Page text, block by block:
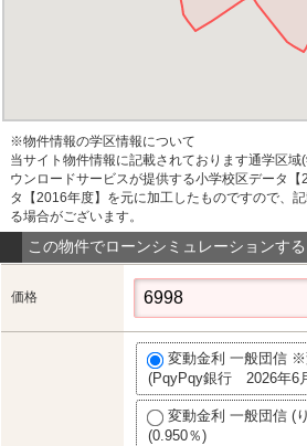
※物件情報の学区情報について
当サイト物件情報に記載されております通学区
ウンロードサービスが提供する小学校区データ
タ【2016年度】を元に加工したものですので、
る場合がございます。
この物件でローンシミュレーションする
価格
変動金利 一般団信
(PqyPqy銀行 2026年6
変動金利 一般団信 (
(0.950％)